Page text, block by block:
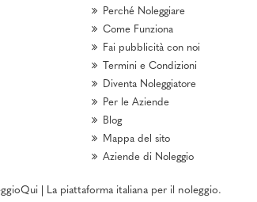
Perché Noleggiare
Come Funziona
Fai pubblicità con noi
Termini e Condizioni
Diventa Noleggiatore
Per le Aziende
Blog
Mappa del sito
Aziende di Noleggio
| La piattaforma italiana per il noleggio.